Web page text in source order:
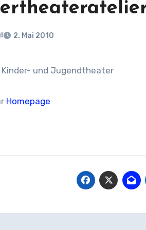
2. Mai 2010
Kinder- und Jugendtheater
Homepage